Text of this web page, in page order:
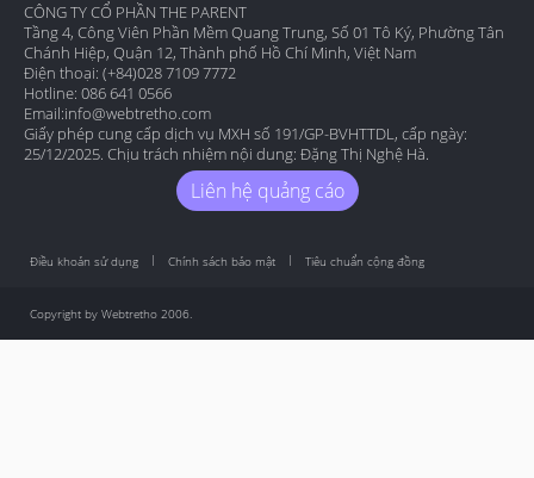
CÔNG TY CỔ PHẦN THE PARENT
Tầng 4, Công Viên Phần Mềm Quang Trung, Số 01 Tô Ký, Phường Tân
Chánh Hiệp, Quận 12, Thành phố Hồ Chí Minh, Việt Nam
Điện thoại: (+84)028 7109 7772
Hotline: 086 641 0566
Email:info@webtretho.com
Giấy phép cung cấp dịch vụ MXH số 191/GP-BVHTTDL, cấp ngày:
25/12/2025. Chịu trách nhiệm nội dung: Đặng Thị Nghệ Hà.
Liên hệ quảng cáo
Copyright by Webtretho 2006.
Điều khoản sử dụng Chính sách bảo mật Tiêu chuẩn cộng đồng